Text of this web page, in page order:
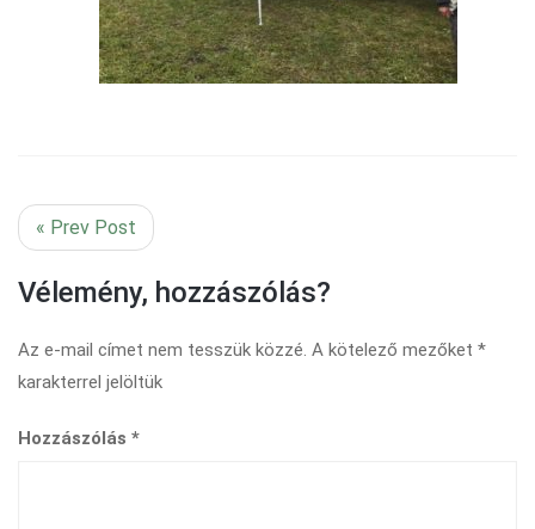
« Prev Post
Vélemény, hozzászólás?
Az e-mail címet nem tesszük közzé. A kötelező mezőket *
karakterrel jelöltük
Hozzászólás *